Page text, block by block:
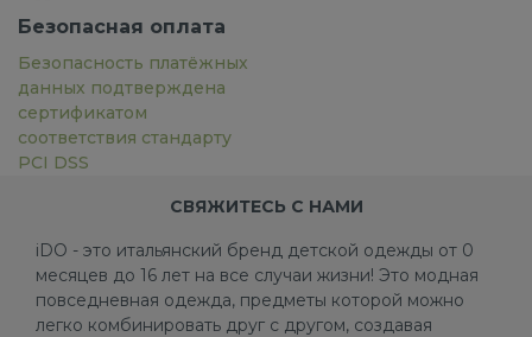
Безопасная оплата
Безопасность платёжных
данных подтверждена
сертификатом
соответствия стандарту
PCI DSS
СВЯЖИТЕСЬ С НАМИ
iDO - это итальянский бренд детской одежды от 0
месяцев до 16 лет на все случаи жизни! Это модная
повседневная одежда, предметы которой можно
легко комбинировать друг с другом, создавая